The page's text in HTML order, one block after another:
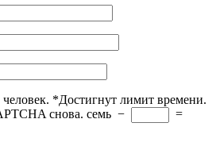
*Достигнут лимит времени.
снова. семь −
=